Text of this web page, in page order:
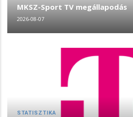
MKSZ-Sport TV megállapodás
2026-08-07
STATISZTIKA